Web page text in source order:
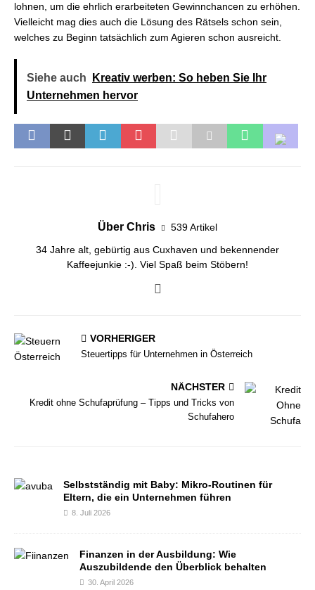
lohnen, um die ehrlich erarbeiteten Gewinnchancen zu erhöhen.
Vielleicht mag dies auch die Lösung des Rätsels schon sein,
welches zu Beginn tatsächlich zum Agieren schon ausreicht.
Siehe auch
Kreativ werben: So heben Sie Ihr
Unternehmen hervor
Über Chris 539 Artikel
34 Jahre alt, gebürtig aus Cuxhaven und bekennender
Kaffeejunkie :-). Viel Spaß beim Stöbern!
VORHERIGER
Steuertipps für Unternehmen in Österreich
NÄCHSTER
Kredit ohne Schufaprüfung – Tipps und Tricks von
Schufahero
Selbstständig mit Baby: Mikro-Routinen für
Eltern, die ein Unternehmen führen
8. Juli 2026
Finanzen in der Ausbildung: Wie
Auszubildende den Überblick behalten
30. April 2026